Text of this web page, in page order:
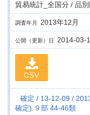
貿易統計_全国分 / 品
調査年月 2013年12月
公開（更新）日 2014-03-
CSV
確定 13-12-09
確定) ９部 44-46類